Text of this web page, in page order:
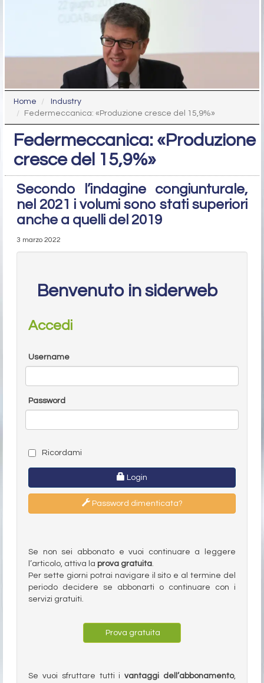
Home
Industry
Federmeccanica: «Produzione cresce del 15,9%»
Federmeccanica: «Produzione
cresce del 15,9%»
Secondo l’indagine congiunturale,
nel 2021 i volumi sono stati superiori
anche a quelli del 2019
3 marzo 2022
Benvenuto in siderweb
Accedi
Username
Password
Ricordami
Login
Password dimenticata?
Se non sei abbonato e vuoi continuare a leggere
l’articolo, attiva la prova gratuita.
Per sette giorni potrai navigare il sito e al termine del
periodo decidere se abbonarti o continuare con i
servizi gratuiti.
Prova gratuita
Se vuoi sfruttare tutti ivantaggi dell’abbonamento,